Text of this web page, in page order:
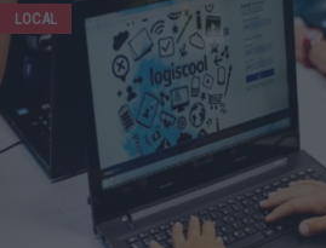
LOCAL